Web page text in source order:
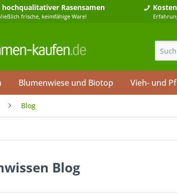
hochqualitativer Rasensamen
frische, keimfähige Ware!
Blumenwiese und Biotop Vieh- und
Blog
Blog